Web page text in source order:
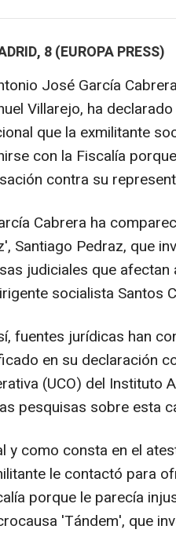
8 (EUROPA PRESS)
José García
Villarejo, ha
que la exmilitante
con la Fiscalía
contra su
Cabrera ha
Santiago Pedraz, que
judiciales que afectan
socialista Santos
fuentes jurídicas han
en su declaración
(UCO) del Instituto
pesquisas sobre esta
y como consta en el
le contactó para
porque le parecía
'Tándem', que